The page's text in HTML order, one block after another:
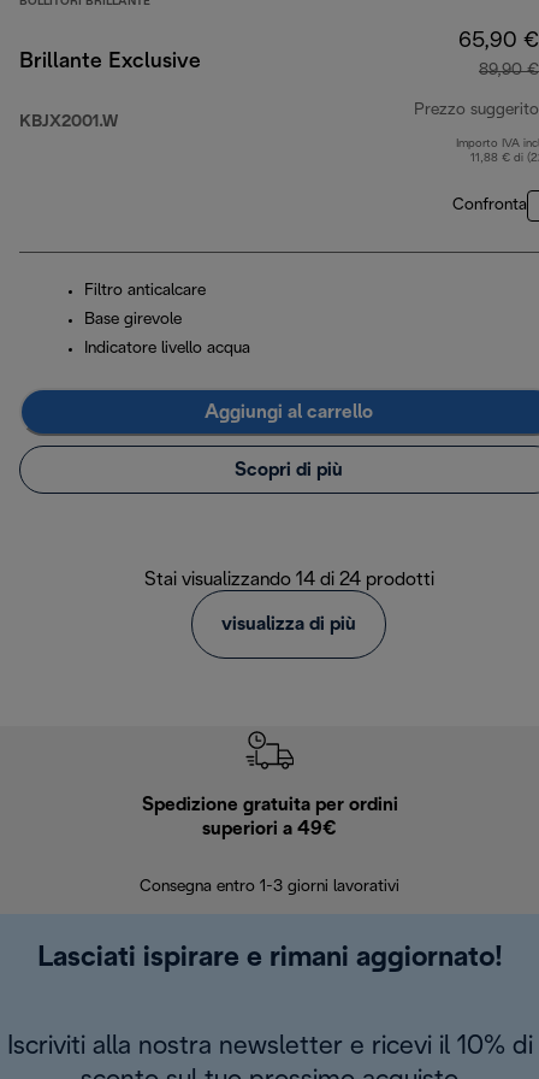
BOLLITORI BRILLANTE
Brillante Exclusive
KBJX2001.W
65,90 €
89,90 €
Prezzo suggerito
Importo IVA
11,88 € di
Confronta
Filtro anticalcare
Base girevole
Indicatore livello acqua
Aggiungi al carrello
Scopri di più
Stai visualizzando 14 di 24 prodotti
visualizza di più
Spedizione gratuita per ordini
superiori a 49€
Consegna entro 1-3 giorni lavorativi
Lasciati ispirare e rimani aggiornato!
Iscriviti alla nostra newsletter e ricevi il 10% di